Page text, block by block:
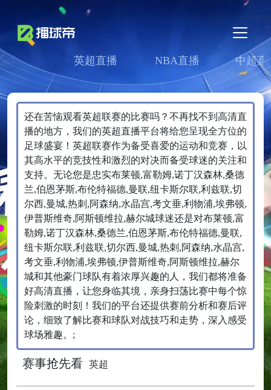
英超直播 NBA直播 中超直
还在苦恼观看英超联赛的比赛吗？不再找不到高清直
播的地方，我们的英超直播平台将给您呈现全方位的
足球盛宴！英超联赛作为备受喜爱的运动和竞赛，以
其高水平的竞技性和激烈的对决而备受球迷的关注和
支持。无论您是忠实布莱顿,富勒姆,诺丁汉森林,桑德
兰,伯恩茅斯,布伦特福德,曼联,纽卡斯尔联,利兹联,切
尔西,曼城,热刺,阿森纳,水晶宫,考文垂,利物浦,埃弗顿,
伊普斯维奇,阿斯顿维拉,赫尔城球迷还是对布莱顿,富
勒姆,诺丁汉森林,桑德兰,伯恩茅斯,布伦特福德,曼联,
纽卡斯尔联,利兹联,切尔西,曼城,热刺,阿森纳,水晶宫,
考文垂,利物浦,埃弗顿,伊普斯维奇,阿斯顿维拉,赫尔
城和其他豪门球队有着浓厚兴趣的人，我们都将准备
好高清直播，让您身临其境，亲身扫荡比赛中每个惊
险刺激的时刻！我们的平台还提供赛前分析和赛后评
论，细致了解比赛和球队对战技巧和走势，深入感受
球场雅趣。;
赛事抢先看 英超